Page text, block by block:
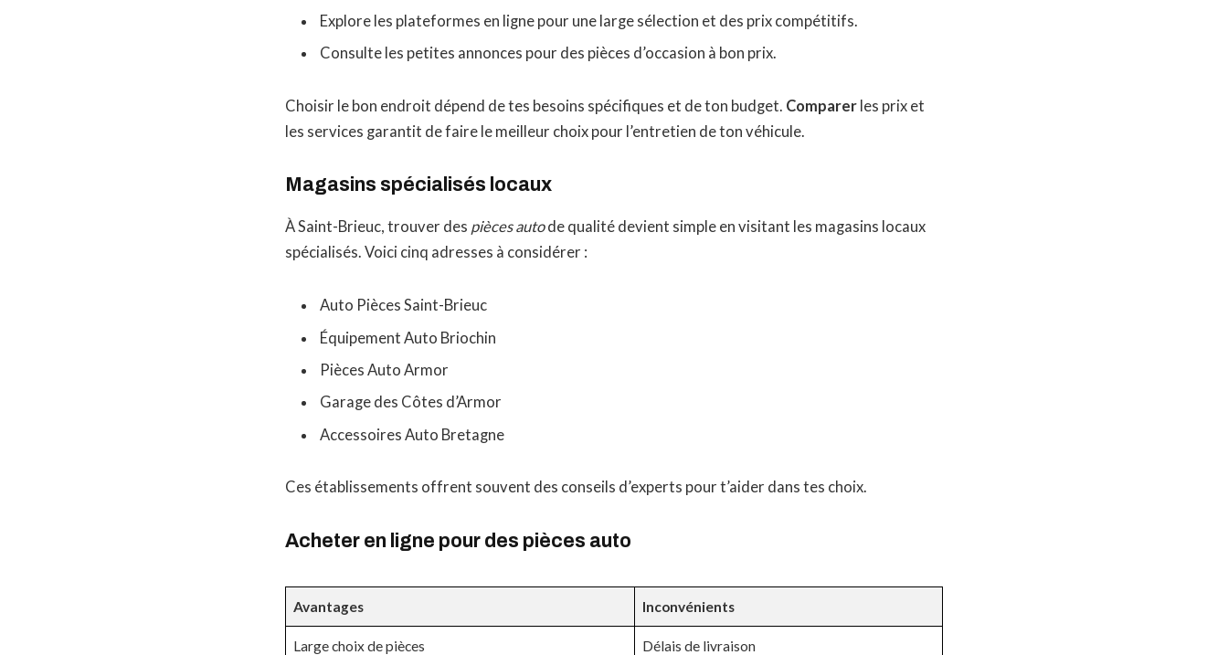
Explore les plateformes en ligne pour une large sélection et des prix compétitifs.
Consulte les petites annonces pour des pièces d’occasion à bon prix.
Choisir le bon endroit dépend de tes besoins spécifiques et de ton budget. Comparer les prix et
les services garantit de faire le meilleur choix pour l’entretien de ton véhicule.
Magasins spécialisés locaux
À Saint-Brieuc, trouver des pièces autode qualité devient simple en visitant les magasins locaux
spécialisés. Voici cinq adresses à considérer :
Auto Pièces Saint-Brieuc
Équipement Auto Briochin
Pièces Auto Armor
Garage des Côtes d’Armor
Accessoires Auto Bretagne
Ces établissements offrent souvent des conseils d’experts pour t’aider dans tes choix.
Acheter en ligne pour des pièces auto
Avantages Inconvénients
Large choix de pièces Délais de livraison